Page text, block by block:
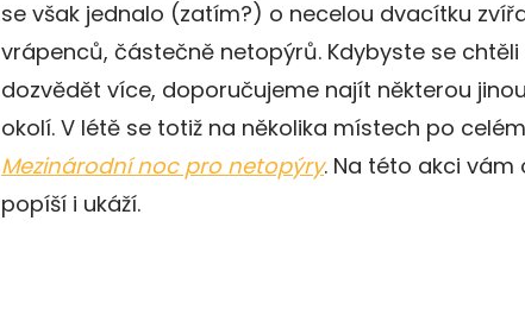
se však jednalo (zatím?) o necelou dvacítku
vrápenců, částečně netopýrů. Kdybyste se
dozvědět více, doporučujeme najít některou
okolí. V létě se totiž na několika místech po
Mezinárodní noc pro netopýry. Na této akci
popíší i ukáží.